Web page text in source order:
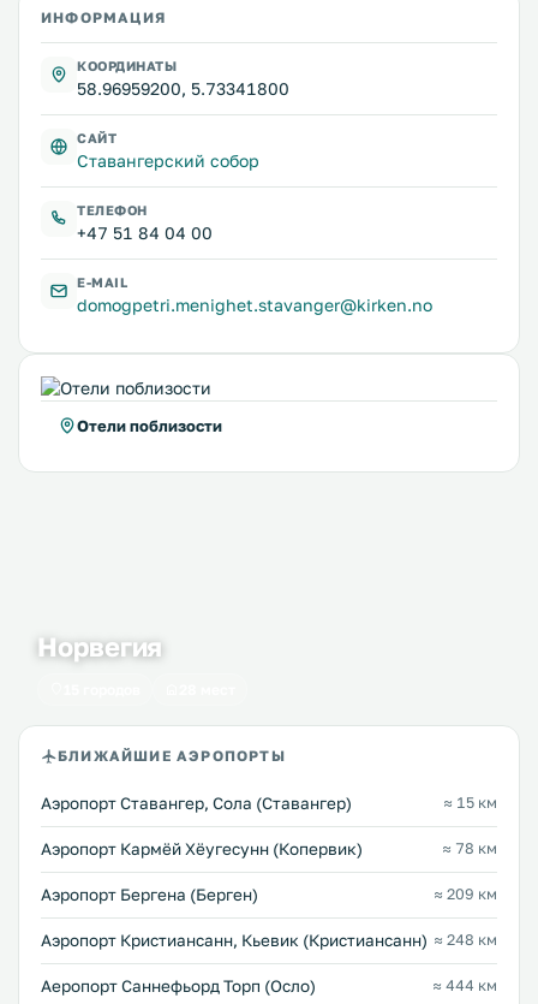
ИНФОРМАЦИЯ
КООРДИНАТЫ
58.96959200, 5.73341800
САЙТ
Ставангерский собор
ТЕЛЕФОН
+47 51 84 04 00
E-MAIL
domogpetri.menighet.stavanger@kirken.no
Отели поблизости
Норвегия
БЛИЖАЙШИЕ АЭРОПОРТЫ
Аэропорт Ставангер, Сола (Ставангер) ≈ 15 км
Аэропорт Кармёй Хёугесунн (Копервик) ≈ 78 км
Аэропорт Бергена (Берген) ≈ 209 км
Аэропорт Кристиансанн, Кьевик (Кристиансанн) ≈ 248 км
Аеропорт Саннефьорд Торп (Осло) ≈ 444 км